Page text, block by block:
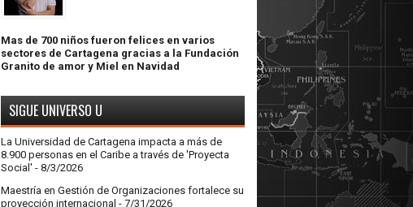
Mas de 700 niños fueron felices en varios
sectores de Cartagena gracias a la Fundación
Granito de amor y Miel en Navidad
SIGUE UNIVERSO U
La Universidad de Cartagena impacta a más de
8.900 personas en el Caribe a través de 'Proyecta
Social' - 8/3/2026
Maestría en Gestión de Organizaciones fortalece su
proyección internacional - 7/31/2026